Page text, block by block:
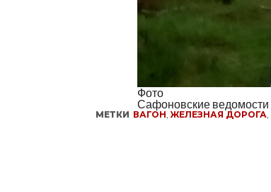
Фото
Сафоновские ведомости
МЕТКИ ВАГОН, ЖЕЛЕЗНАЯ ДОРОГА,